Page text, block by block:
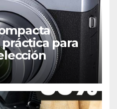
para